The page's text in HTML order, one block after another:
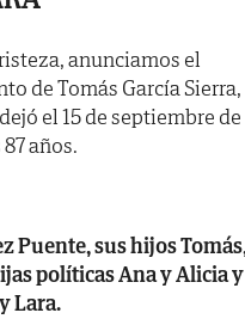
anunciamos el
de Tomás García Sierra,
el 15 de septiembre de
años.
Puente, sus hijos
políticas Ana y Alicia y
Lara.